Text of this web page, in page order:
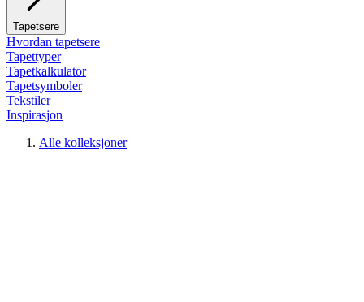
Tapetsere
Hvordan tapetsere
Tapettyper
Tapetkalkulator
Tapetsymboler
Tekstiler
Inspirasjon
Alle kolleksjoner